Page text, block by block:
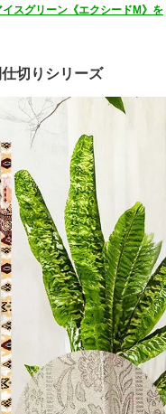
スグリーン《エクシードM》を
切りシリーズ